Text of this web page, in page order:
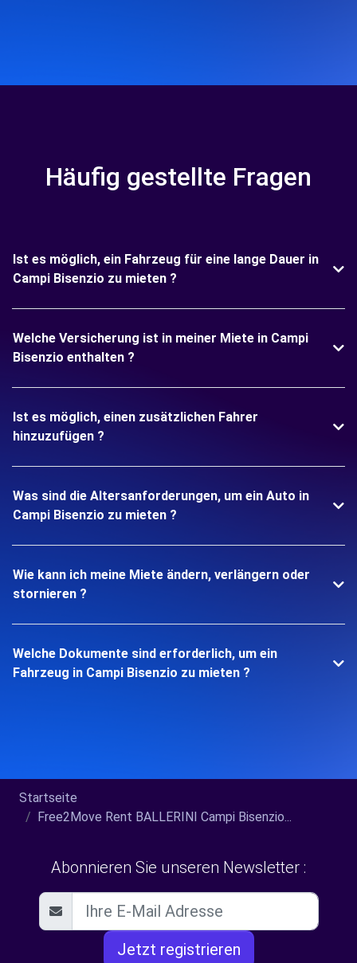
Häufig gestellte Fragen
Ist es möglich, ein Fahrzeug für eine lange Dauer in
Campi Bisenzio zu mieten ?
Welche Versicherung ist in meiner Miete in Campi
Bisenzio enthalten ?
Ist es möglich, einen zusätzlichen Fahrer
hinzuzufügen ?
Was sind die Altersanforderungen, um ein Auto in
Campi Bisenzio zu mieten ?
Wie kann ich meine Miete ändern, verlängern oder
stornieren ?
Welche Dokumente sind erforderlich, um ein
Fahrzeug in Campi Bisenzio zu mieten ?
Startseite
Free2Move Rent BALLERINI Campi Bisenzio...
Abonnieren Sie unseren Newsletter :
Jetzt registrieren